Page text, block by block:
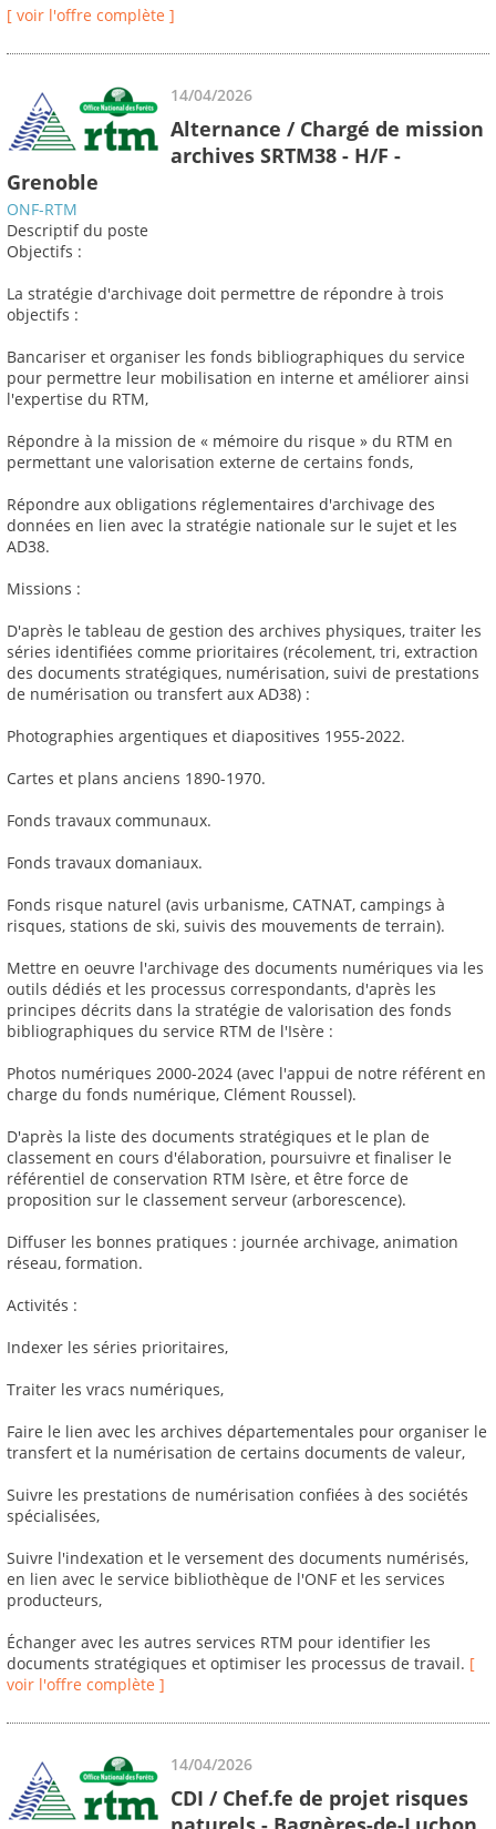
[ voir l'offre complète ]
14/04/2026
Alternance / Chargé de mission
archives SRTM38 - H/F -
Grenoble
ONF-RTM
Descriptif du poste
Objectifs :
La stratégie d'archivage doit permettre de répondre à trois
objectifs :
Bancariser et organiser les fonds bibliographiques du service
pour permettre leur mobilisation en interne et améliorer ainsi
l'expertise du RTM,
Répondre à la mission de « mémoire du risque » du RTM en
permettant une valorisation externe de certains fonds,
Répondre aux obligations réglementaires d'archivage des
données en lien avec la stratégie nationale sur le sujet et les
AD38.
Missions :
D'après le tableau de gestion des archives physiques, traiter les
séries identifiées comme prioritaires (récolement, tri, extraction
des documents stratégiques, numérisation, suivi de prestations
de numérisation ou transfert aux AD38) :
Photographies argentiques et diapositives 1955-2022.
Cartes et plans anciens 1890-1970.
Fonds travaux communaux.
Fonds travaux domaniaux.
Fonds risque naturel (avis urbanisme, CATNAT, campings à
risques, stations de ski, suivis des mouvements de terrain).
Mettre en oeuvre l'archivage des documents numériques via les
outils dédiés et les processus correspondants, d'après les
principes décrits dans la stratégie de valorisation des fonds
bibliographiques du service RTM de l'Isère :
Photos numériques 2000-2024 (avec l'appui de notre référent en
charge du fonds numérique, Clément Roussel).
D'après la liste des documents stratégiques et le plan de
classement en cours d'élaboration, poursuivre et finaliser le
référentiel de conservation RTM Isère, et être force de
proposition sur le classement serveur (arborescence).
Diffuser les bonnes pratiques : journée archivage, animation
réseau, formation.
Activités :
Indexer les séries prioritaires,
Traiter les vracs numériques,
Faire le lien avec les archives départementales pour organiser le
transfert et la numérisation de certains documents de valeur,
Suivre les prestations de numérisation confiées à des sociétés
spécialisées,
Suivre l'indexation et le versement des documents numérisés,
en lien avec le service bibliothèque de l'ONF et les services
producteurs,
Échanger avec les autres services RTM pour identifier les
documents stratégiques et optimiser les processus de travail. [
voir l'offre complète ]
14/04/2026
CDI / Chef.fe de projet risques